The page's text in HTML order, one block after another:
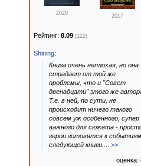
2020 2017
Рейтинг: 8.09 (122)
Shining:
Книга очень неплохая, но она
страдает от той же
проблемы, что и "Совет
двенадцати" этого же
Т.е. в ней, по сути, не
происходит ничего такого
совсем уж особенного, супер
важного для сюжета -
герои готовятся к событиям
следующей книги.
>>
оценка: